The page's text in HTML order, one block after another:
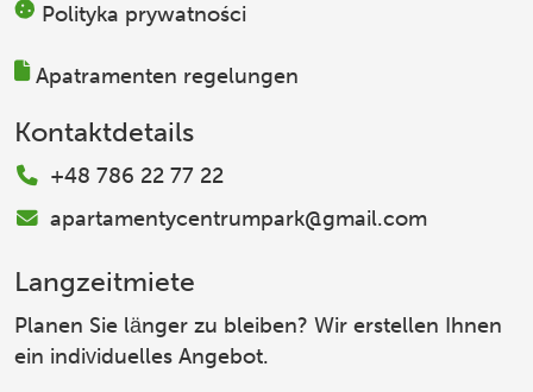
Polityka prywatności
Apatramenten regelungen
Kontaktdetails
+48 786 22 77 22
apartamentycentrumpark@gmail.com
Langzeitmiete
Planen Sie länger zu bleiben? Wir erstellen Ihnen
ein individuelles Angebot.